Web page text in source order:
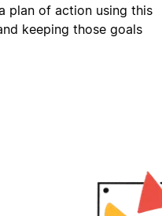
plan of action using this
keeping those goals